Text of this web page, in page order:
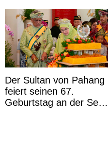
Der Sultan von Pahang
feiert seinen 67.
Geburtstag an der Seite